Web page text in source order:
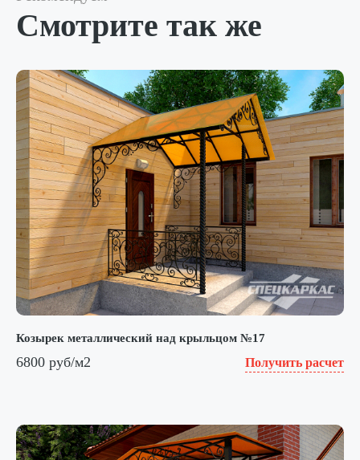
Смотрите так же
Козырек металлический над крыльцом №17
6800 руб/м2 Получить расчет